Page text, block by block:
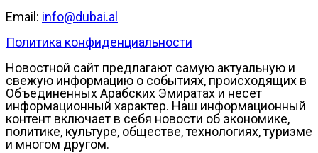
Email: info@dubai.al
Политика конфиденциальности
Новостной сайт предлагают самую актуальную и
свежую информацию о событиях, происходящих в
Объединенных Арабских Эмиратах и несет
информационный характер. Наш информационный
контент включает в себя новости об экономике,
политике, культуре, обществе, технологиях, туризме
и многом другом.